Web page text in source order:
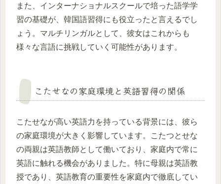
また、インターナショナルスクールで培った語学学
習の基礎が、韓国語習得にも役立ったと言えるでし
ょう。マルチリンガルとして、彼女はこれからも
様々な言語に挑戦していく可能性があります。
こたせなの家庭環境と英語習得の関係
こたせなが高い英語力を持っている背景には、彼ら
の家庭環境が大きく影響しています。こたつとせな
の両親は英語教師として働いており、家庭内で常に
英語に触れる機会がありました。特に母親は英語教
授であり、英語教育の重要性を家庭内で徹底してい